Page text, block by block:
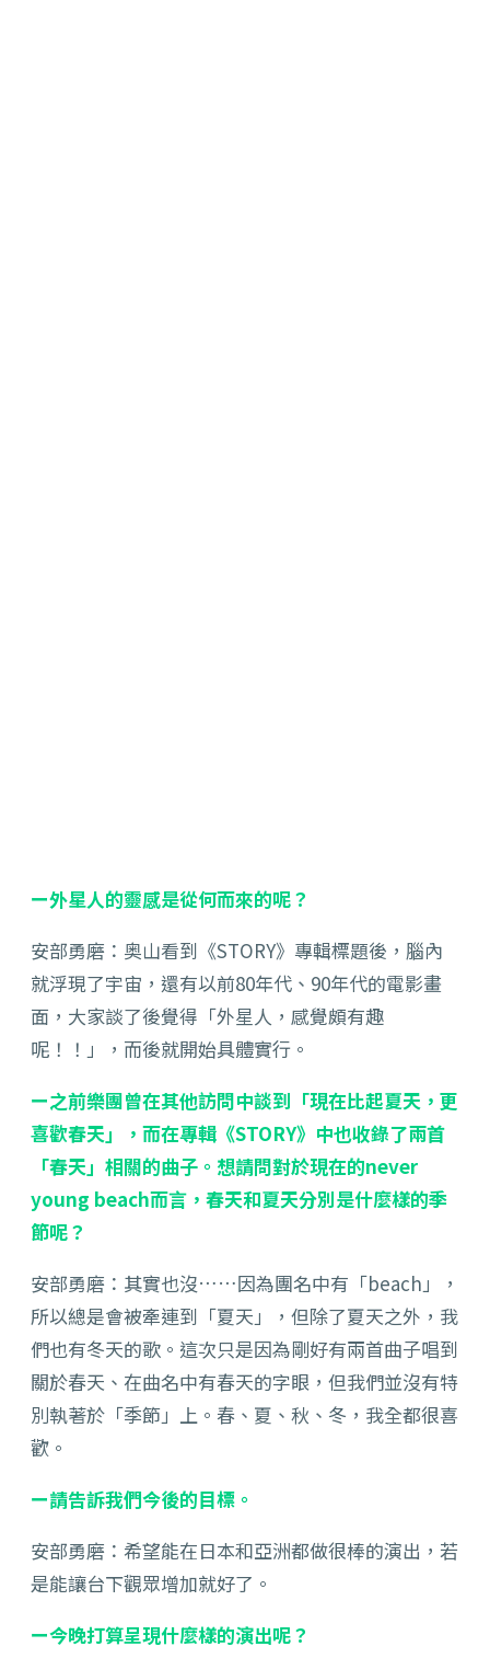
ー外星人的靈感是從何而來的呢？
安部勇磨：奥山看到《STORY》專輯標題後，腦內
就浮現了宇宙，還有以前80年代、90年代的電影畫
面，大家談了後覺得「外星人，感覺頗有趣
呢！！」，而後就開始具體實行。
ー之前樂團曾在其他訪問中談到「現在比起夏天，更
喜歡春天」，而在專輯《STORY》中也收錄了兩首
「春天」相關的曲子。想請問對於現在的never
young beach而言，春天和夏天分別是什麼樣的季
節呢？
安部勇磨：其實也沒……因為團名中有「beach」，
所以總是會被牽連到「夏天」，但除了夏天之外，我
們也有冬天的歌。這次只是因為剛好有兩首曲子唱到
關於春天、在曲名中有春天的字眼，但我們並沒有特
別執著於「季節」上。春、夏、秋、冬，我全都很喜
歡。
ー請告訴我們今後的目標。
安部勇磨：希望能在日本和亞洲都做很棒的演出，若
是能讓台下觀眾增加就好了。
ー今晚打算呈現什麼樣的演出呢？